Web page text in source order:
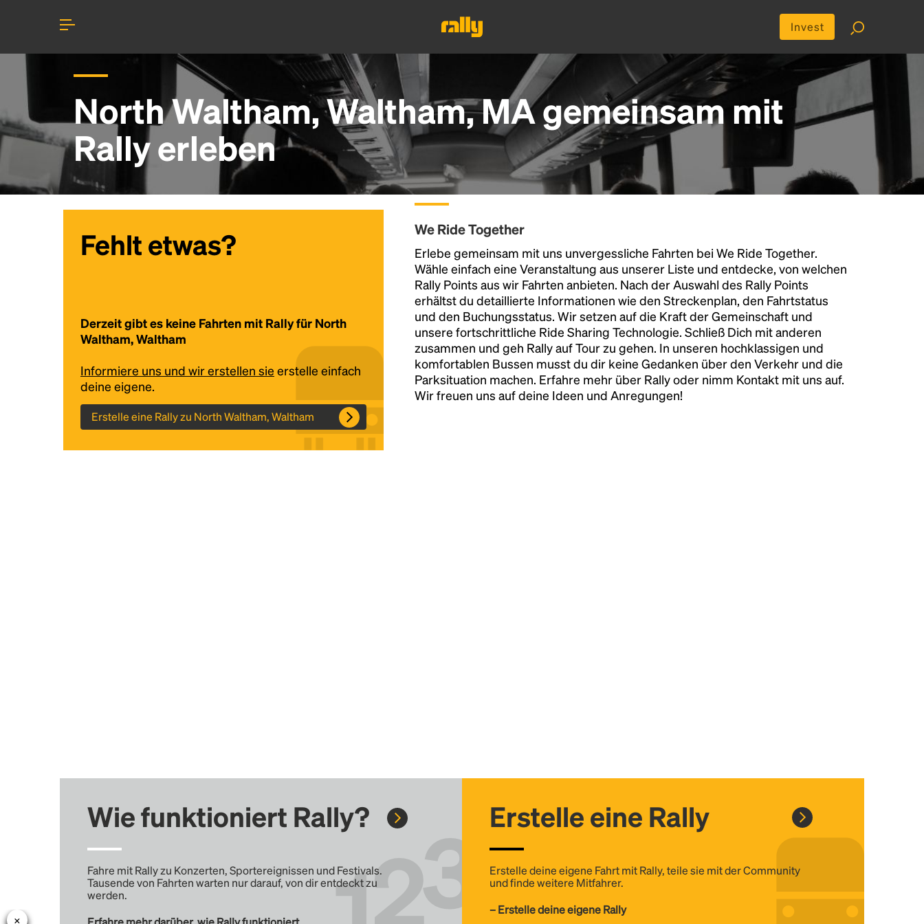
Invest
North Waltham, Waltham, MA gemeinsam mit
Rally erleben
Fehlt etwas?
Derzeit gibt es keine Fahrten mit Rally für North
Waltham, Waltham
Informiere uns und wir erstellen sie erstelle einfach
deine eigene.
Erstelle eine Rally zu North Waltham, Waltham
We Ride Together
Erlebe gemeinsam mit uns unvergessliche Fahrten bei We Ride Together.
Wähle einfach eine Veranstaltung aus unserer Liste und entdecke, von welchen
Rally Points aus wir Fahrten anbieten. Nach der Auswahl des Rally Points
erhältst du detaillierte Informationen wie den Streckenplan, den Fahrtstatus
und den Buchungsstatus. Wir setzen auf die Kraft der Gemeinschaft und
unsere fortschrittliche Ride Sharing Technologie. Schließ Dich mit anderen
zusammen und geh Rally auf Tour zu gehen. In unseren hochklassigen und
komfortablen Bussen musst du dir keine Gedanken über den Verkehr und die
Parksituation machen. Erfahre mehr über Rally oder nimm Kontakt mit uns auf.
Wir freuen uns auf deine Ideen und Anregungen!
Wie funktioniert Rally?
Fahre mit Rally zu Konzerten, Sportereignissen und Festivals.
Tausende von Fahrten warten nur darauf, von dir entdeckt zu
werden.
Erstelle eine Rally
Erstelle deine eigene Fahrt mit Rally, teile sie mit der Community
und finde weitere Mitfahrer.
– Erstelle deine eigene Rally
Headline
Lorem Ipsum is simply dummy text of the
printing and typesetting industry.
Ipsum has been the industry's standard
dummy text ever since the 1500s, when an